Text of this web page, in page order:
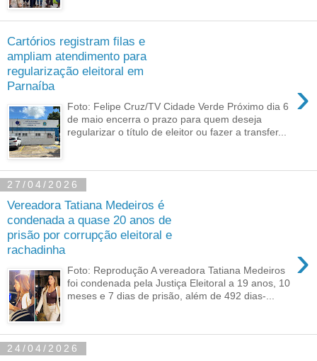
Cartórios registram filas e
ampliam atendimento para
regularização eleitoral em
Parnaíba
›
Foto: Felipe Cruz/TV Cidade Verde Próximo dia 6
de maio encerra o prazo para quem deseja
regularizar o título de eleitor ou fazer a transfer...
27/04/2026
Vereadora Tatiana Medeiros é
condenada a quase 20 anos de
prisão por corrupção eleitoral e
rachadinha
›
Foto: Reprodução A vereadora Tatiana Medeiros
foi condenada pela Justiça Eleitoral a 19 anos, 10
meses e 7 dias de prisão, além de 492 dias-...
24/04/2026